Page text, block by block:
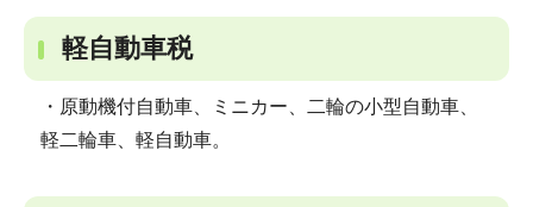
軽自動車税
・原動機付自動車、ミニカー、二輪の小型自動車、
軽二輪車、軽自動車。